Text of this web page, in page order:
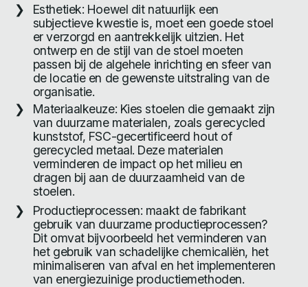
Esthetiek: Hoewel dit natuurlijk een
subjectieve kwestie is, moet een goede stoel
er verzorgd en aantrekkelijk uitzien. Het
ontwerp en de stijl van de stoel moeten
passen bij de algehele inrichting en sfeer van
de locatie en de gewenste uitstraling van de
organisatie.
Materiaalkeuze: Kies stoelen die gemaakt zijn
van duurzame materialen, zoals gerecycled
kunststof, FSC-gecertificeerd hout of
gerecycled metaal. Deze materialen
verminderen de impact op het milieu en
dragen bij aan de duurzaamheid van de
stoelen.
Productieprocessen: maakt de fabrikant
gebruik van duurzame productieprocessen?
Dit omvat bijvoorbeeld het verminderen van
het gebruik van schadelijke chemicaliën, het
minimaliseren van afval en het implementeren
van energiezuinige productiemethoden.